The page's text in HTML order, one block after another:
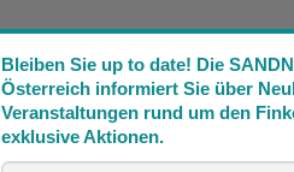
Bleiben Sie up to date! Die
Österreich informiert Sie über
Veranstaltungen rund um den
exklusive Aktionen.